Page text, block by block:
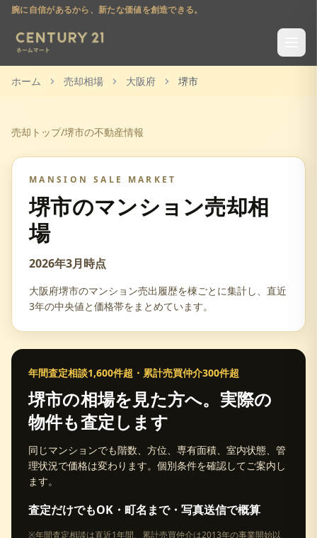
腕に自信があるから、新たな価値を創造できる。
ホーム 売却相場 大阪府 堺市
売却トップ/堺市の不動産情報
MANSION SALE MARKET
堺市のマンション売却相
場
2026年3月時点
大阪府堺市のマンション売出履歴を棟ごとに集計し、直近
3年の中央値と価格帯をまとめています。
年間査定相談1,600件超・累計売買仲介300件超
堺市の相場を見た方へ。実際の
物件も査定します
同じマンションでも階数、方位、専有面積、室内状態、管
理状況で価格は変わります。個別条件を確認してご案内し
ます。
査定だけでもOK・町名まで・写真送信で概算
※年間査定相談は直近1年間、累計売買仲介は2013年の事業開始以